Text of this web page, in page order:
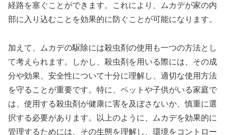
経路を塞ぐことができます。これにより、ムカデが家の内
部に入り込むことを効果的に防ぐことが可能になります。
加えて、ムカデの駆除には殺虫剤の使用も一つの方法とし
て考えられます。しかし、殺虫剤を用いる際には、その成
分や効果、安全性について十分に理解し、適切な使用方法
を守ることが重要です。特に、ペットや子供がいる家庭で
は、使用する殺虫剤が健康に害を及ぼさないか、慎重に選
択する必要があります。以上のように、ムカデを効果的に
管理するためには、その生態を理解し、環境をコントロー